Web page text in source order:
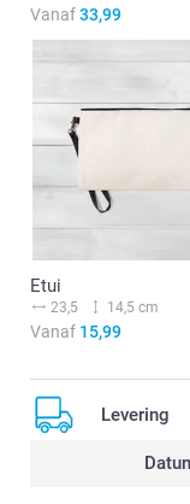
Vanaf33,99
Etui
23,5 14,5 cm
Vanaf 15,99
Levering